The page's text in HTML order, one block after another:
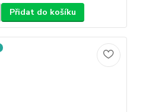
Přidat do košíku